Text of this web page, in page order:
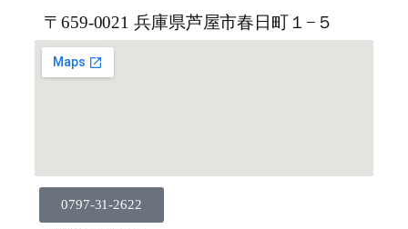
〒659-0021 兵庫県芦屋市春日町１−５
0797-31-2622